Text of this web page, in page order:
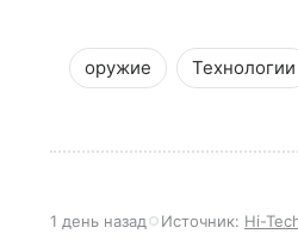
оружие Технологии
1 день назад Источник: Hi-